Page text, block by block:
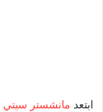
ابتعد مانشستر سيتي